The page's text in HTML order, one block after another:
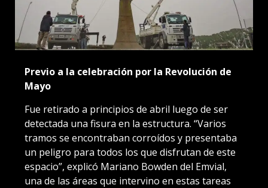
Previo a la celebración por la Revolución de
Mayo
Fue retirado a principios de abril luego de ser
detectada una fisura en la estructura. “Varios
tramos se encontraban corroídos y presentaba
un peligro para todos los que disfrutan de este
espacio”, explicó Mariano Bowden del Emvial,
una de las áreas que intervino en estas tareas